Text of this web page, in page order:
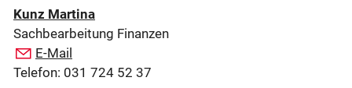
Kunz Martina
Sachbearbeitung Finanzen
E-Mail
Telefon: 031 724 52 37